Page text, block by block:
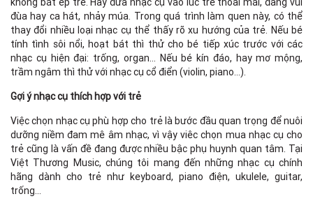
đùa hay ca hát, nhảy múa. Trong quá trình làm quen này, có thể
thay đổi nhiều loại nhạc cụ thể thấy rõ xu hướng của trẻ. Nếu bé
tính tình sôi nổi, hoạt bát thì thử cho bé tiếp xúc trước với các
nhạc cụ hiện đại: trống, organ… Nếu bé kín đáo, hay mơ mộng,
trầm ngâm thì thử với nhạc cụ cổ điển (violin, piano…).
Gợi ý nhạc cụ thích hợp với trẻ
Việc chọn nhạc cụ phù hợp cho trẻ là bước đầu quan trọng để nuôi
dưỡng niềm đam mê âm nhạc, vì vậy viêc chọn mua nhạc cụ cho
trẻ cũng là vấn đề đang được nhiều bậc phụ huynh quan tâm. Tại
Việt Thương Music, chúng tôi mang đến những nhạc cụ chính
hãng dành cho trẻ như keyboard, piano điện, ukulele, guitar,
trống...